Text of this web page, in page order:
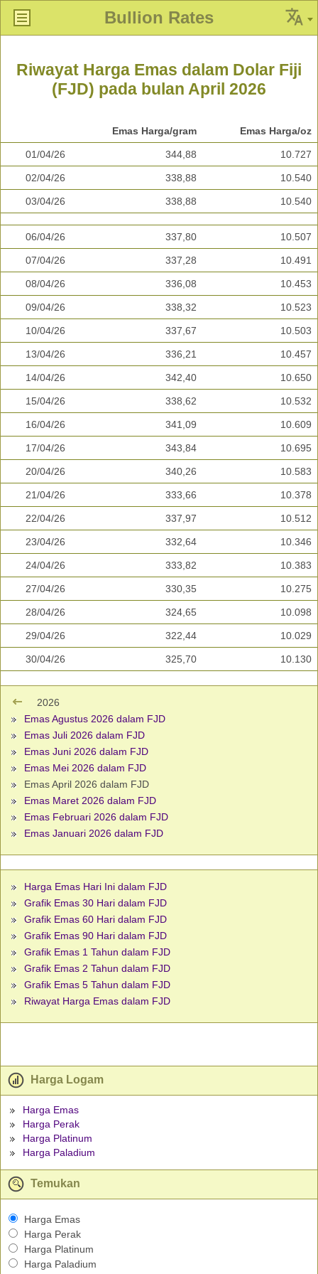
Bullion Rates
Riwayat Harga Emas dalam Dolar Fiji
(FJD) pada bulan April 2026
Emas Harga/gram Emas Harga/oz
01/04/26 344,88 10.727
02/04/26 338,88 10.540
03/04/26 338,88 10.540
06/04/26 337,80 10.507
07/04/26 337,28 10.491
08/04/26 336,08 10.453
09/04/26 338,32 10.523
10/04/26 337,67 10.503
13/04/26 336,21 10.457
14/04/26 342,40 10.650
15/04/26 338,62 10.532
16/04/26 341,09 10.609
17/04/26 343,84 10.695
20/04/26 340,26 10.583
21/04/26 333,66 10.378
22/04/26 337,97 10.512
23/04/26 332,64 10.346
24/04/26 333,82 10.383
27/04/26 330,35 10.275
28/04/26 324,65 10.098
29/04/26 322,44 10.029
30/04/26 325,70 10.130
2026
Emas Agustus 2026 dalam FJD
Emas Juli 2026 dalam FJD
Emas Juni 2026 dalam FJD
Emas Mei 2026 dalam FJD
Emas April 2026 dalam FJD
Emas Maret 2026 dalam FJD
Emas Februari 2026 dalam FJD
Emas Januari 2026 dalam FJD
Harga Emas Hari Ini dalam FJD
Grafik Emas 30 Hari dalam FJD
Grafik Emas 60 Hari dalam FJD
Grafik Emas 90 Hari dalam FJD
Grafik Emas 1 Tahun dalam FJD
Grafik Emas 2 Tahun dalam FJD
Grafik Emas 5 Tahun dalam FJD
Riwayat Harga Emas dalam FJD
Harga Logam
Harga Emas
Harga Perak
Harga Platinum
Harga Paladium
Temukan
Harga Emas
Harga Perak
Harga Platinum
Harga Paladium